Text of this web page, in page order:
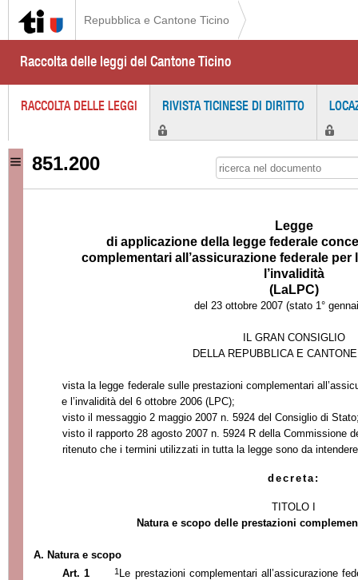
Repubblica e Cantone Ticino
Raccolta delle leggi del Cantone Ticino
RACCOLTA DELLE LEGGI RIVISTA TICINESE DI DIRITTO
851.200
Legge
di applicazione della legge federale
complementari all’assicurazione federale
l’invalidità
(LaLPC)
del 23 ottobre 2007 (stato 1°
IL GRAN CONSIGLIO
DELLA REPUBBLICA E
vista la legge federale sulle prestazioni complementari
e l’invalidità del 6 ottobre 2006 (LPC);
visto il messaggio 2 maggio 2007 n. 5924 del Consiglio di
visto il rapporto 28 agosto 2007 n. 5924 R della Commissione
ritenuto che i termini utilizzati in tutta la legge sono da
decreta:
TITOLO I
Natura e scopo delle prestazioni
A. Natura e scopo
Art. 1
1 Le prestazioni complementari all’assicurazione